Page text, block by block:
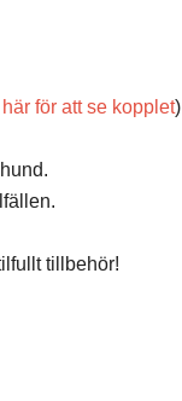
för att se kopplet)
tillbehör!